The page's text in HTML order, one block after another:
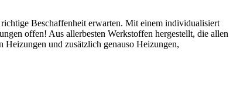
Beschaffenheit erwarten. Mit einem individualisiert
offen! Aus allerbesten Werkstoffen hergestellt, die allen
und zusätzlich genauso Heizungen,